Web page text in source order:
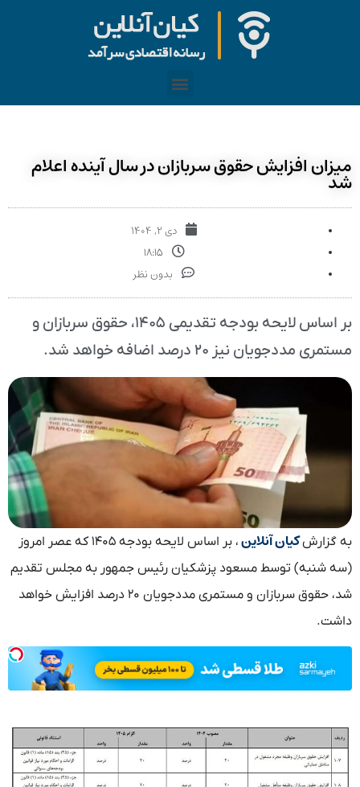
میزان افزایش حقوق سربازان در سال آینده اعلام
شد
دی ۲, ۱۴۰۴
۱۸:۱۵
بدون نظر
بر اساس لایحه بودجه تقدیمی ۱۴۰۵، حقوق سربازان و
مستمری مددجویان نیز ۲۰ درصد اضافه خواهد شد.
به گزارشکیان آنلاین
، بر اساس لایحه بودجه ۱۴۰۵ که عصر امروز
(سه شنبه) توسط مسعود پزشکیان رئیس جمهور به مجلس تقدیم
شد، حقوق سربازان و مستمری مددجویان ۲۰ درصد افزایش خواهد
داشت.